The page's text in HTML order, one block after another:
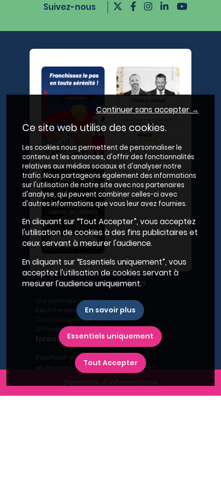
Suivez-nous
A propos du Plan Immobilier
Qui sommes-nous ?
Recrutement
Contactez-nous
Diffusez votre programme
Newsletter
Inscrivez-vous à la newsletter,
et recevez l'actualité immobilière !
Continuer sans accepter →
Ce site web utilise des cookies.
Les cookies nous permettent de personnaliser le
contenu et les annonces, d'offrir des fonctionnalités
relatives aux médias sociaux et d'analyser notre
trafic. Nous partageons également des informations
sur l'utilisation de notre site avec nos partenaires
d'analyse, qui peuvent combiner celles-ci avec
d'autres informations que vous leur avez fournies.
En cliquant sur “Tout Accepter”, vous acceptez
l'utilisation de cookies à des fins publicitaires et
ceux servant à mesurer l'audience.
En cliquant sur “Essentiels uniquement”, vous
acceptez l'utilisation de cookies servant à
mesurer l'audience uniquement.
En savoir plus
Essentiels uniquement
Tout Accepter